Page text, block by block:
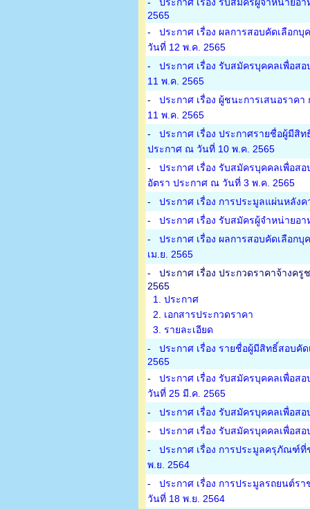
2565
-
ประกาศ เรื่อง ผลการสอบคัดเลือก
วันที่ 12 พ.ค. 2565
-
ประกาศ เรื่อง รับสมัครบุคคลเพื่อส
11 พ.ค. 2565
-
ประกาศ เรื่อง ผู้ชนะการเสนอราค
11 พ.ค. 2565
-
ประกาศ เรื่อง ประกาศรายชื่อผู้มีสิ
ประกาศ ณ วันที่ 10 พ.ค. 2565
-
ประกาศ เรื่อง รับสมัครบุคคลเพื่อส
อัตรา ประกาศ ณ วันที่ 3 พ.ค. 2565
-
ประกาศ เรื่อง การประมูลแผ่นหลัง
-
ประกาศ เรื่อง รับสมัครผู้จำหน่ายอ
-
ประกาศ เรื่อง ผลการสอบคัดเลือก
เม.ย. 2565
-
ประกาศ เรื่อง ประกวดราคาจ้างค
2565
1. ประกาศ
2. เอกสารประกวดราคา
3. รายละเอียด
-
ประกาศ เรื่อง รายชื่อผู้มีสิทธิ์สอบคั
2565
-
ประกาศ เรื่อง รับสมัครบุคคลเพื่อส
วันที่ 25 มี.ค. 2565
-
ประกาศ เรื่อง รับสมัครบุคคลเพื่อส
-
ประกาศ เรื่อง รับสมัครบุคคลเพื่อส
-
ประกาศ เรื่อง การประมูลครุภัณฑ์ที่
พ.ย. 2564
-
ประกาศ เรื่อง การประมูลรถยนต์ร
วันที่ 18 พ.ย. 2564